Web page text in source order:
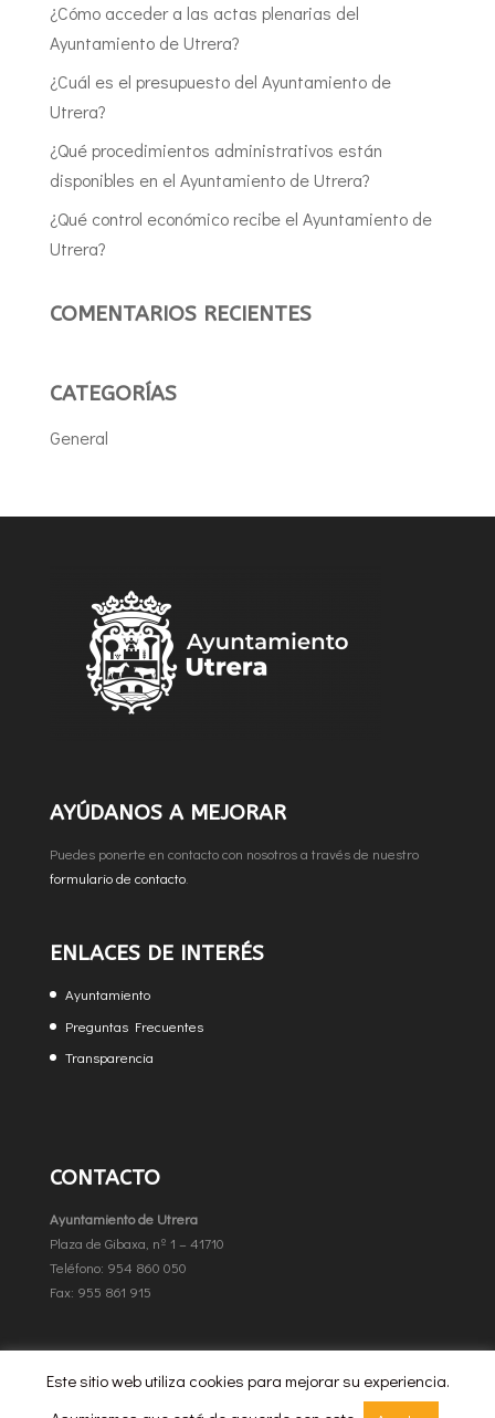
¿Cómo acceder a las actas plenarias del
Ayuntamiento de Utrera?
¿Cuál es el presupuesto del Ayuntamiento de
Utrera?
¿Qué procedimientos administrativos están
disponibles en el Ayuntamiento de Utrera?
¿Qué control económico recibe el Ayuntamiento de
Utrera?
COMENTARIOS RECIENTES
CATEGORÍAS
General
AYÚDANOS A MEJORAR
Puedes ponerte en contacto con nosotros a través de nuestro
formulario de contacto.
ENLACES DE INTERÉS
Ayuntamiento
Preguntas Frecuentes
Transparencia
CONTACTO
Ayuntamiento de Utrera
Plaza de Gibaxa, nº 1 – 41710
Teléfono: 954 860 050
Fax: 955 861 915
Este sitio web utiliza cookies para mejorar su experiencia.